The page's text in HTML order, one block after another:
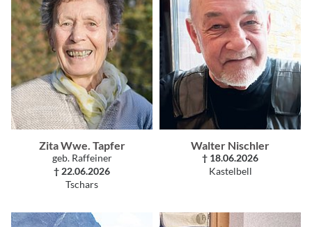
Zita Wwe. Tapfer
geb. Raffeiner
† 22.06.2026
Tschars
Walter Nischler
† 18.06.2026
Kastelbell